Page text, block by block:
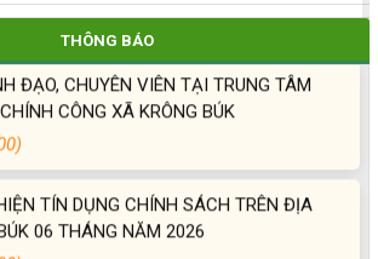
TÍN DỤNG CHÍNH SÁCH TRÊN ĐỊA BÀN XÃ
NĂM 2026
THÔNG BÁO
ĐẠO, CHUYÊN VIÊN TẠI TRUNG TÂM
CÔNG XÃ KRÔNG BÚK
TÍN DỤNG CHÍNH SÁCH TRÊN ĐỊA
06 THÁNG NĂM 2026